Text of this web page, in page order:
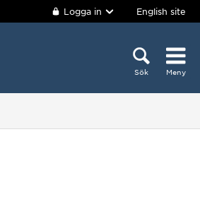
Logga in English site
Sök Meny